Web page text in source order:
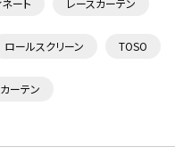
ロールスクリーン TOSO
ーテン